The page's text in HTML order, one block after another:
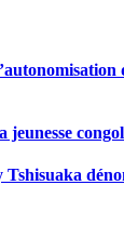
jeunesse